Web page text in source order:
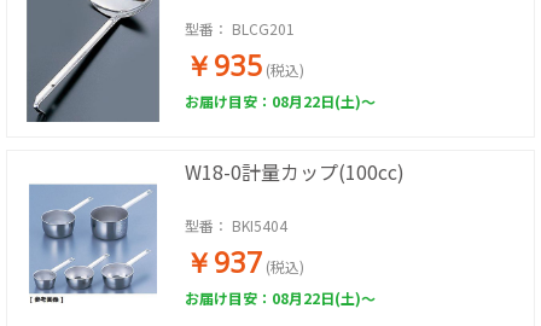
型番： BLCG201
￥935 (税込)
お届け目安：08月22日(土)～
W18-0計量カップ(100cc)
型番： BKI5404
￥937 (税込)
お届け目安：08月22日(土)～